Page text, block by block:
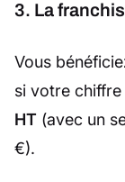
3. La
Vous
si votre chiffre
HT (avec un
€).